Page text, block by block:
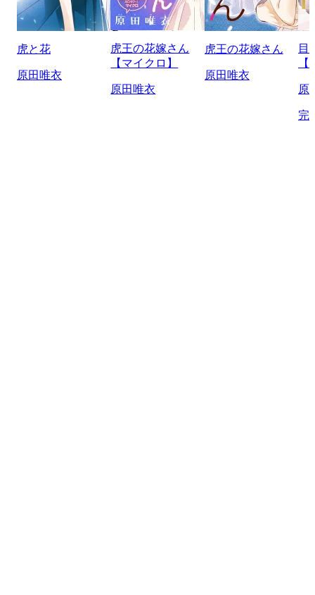
虎と花
原田唯衣
虎王の花嫁さん
【マイクロ】
原田唯衣
虎王の花嫁さん
原田唯衣
目
原
完